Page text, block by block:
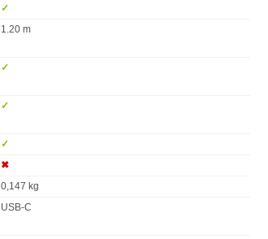
✓︎
1.20 m
✓︎
✓︎
✓︎
✖︎
0,147 kg
USB-C